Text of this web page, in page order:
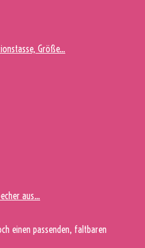
Größe...
aus...
einen passenden, faltbaren